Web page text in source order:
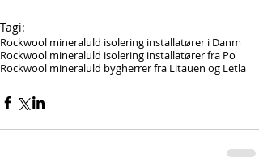
Tagi:
Rockwool mineraluld isolering installatører i Danm
Rockwool mineraluld isolering installatører fra Po
Rockwool mineraluld bygherrer fra Litauen og Letla